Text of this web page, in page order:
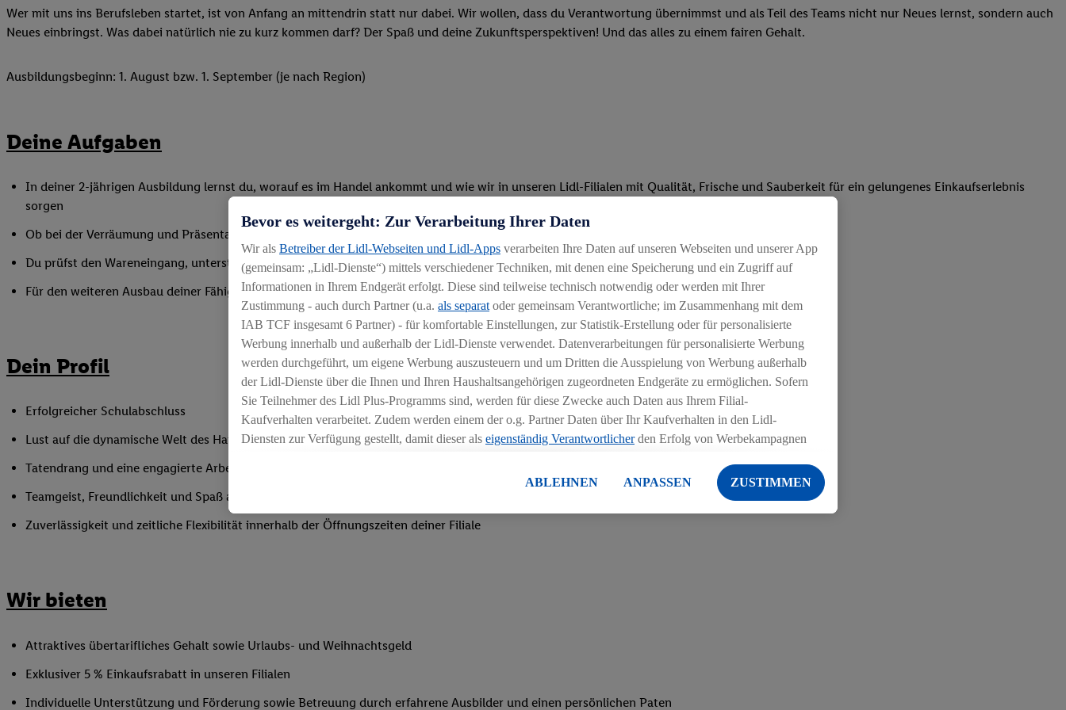
Wer mit uns ins Berufsleben startet, ist von Anfang an mittendrin statt nur dabei. Wir wollen, dass du Verantwortung übernimmst und als Teil des Teams nicht nur Neues lernst, sondern auch
Neues einbringst. Was dabei natürlich nie zu kurz kommen darf? Der Spaß und deine Zukunftsperspektiven! Und das alles zu einem fairen Gehalt.
Ausbildungsbeginn: 1. August bzw. 1. September (je nach Region)
Deine Aufgaben
In deiner 2-jährigen Ausbildung lernst du, worauf es im Handel ankommt und wie wir in unseren Lidl-Filialen mit Qualität, Frische und Sauberkeit für ein gelungenes Einkaufserlebnis
sorgen
Ob bei der Verräumung und Präsentation der Ware, beim Backen oder beim Kassieren: Du packst an und bist mit vollem Einsatz dabei
Du prüfst den Wareneingang, unterstützt bei Inventurarbeiten und stehst unseren Kunden mit Rat und Tat zur Verfügung
Für den weiteren Ausbau deiner Fähigkeiten nimmst du an Schulungen und spannenden Azubi-Projekten teil
Dein Profil
Erfolgreicher Schulabschluss
Lust auf die dynamische Welt des Handels
Tatendrang und eine engagierte Arbeitsweise
Teamgeist, Freundlichkeit und Spaß am Umgang mit Menschen
Zuverlässigkeit und zeitliche Flexibilität innerhalb der Öffnungszeiten deiner Filiale
Wir bieten
Attraktives übertarifliches Gehalt sowie Urlaubs- und Weihnachtsgeld
Exklusiver 5 % Einkaufsrabatt in unseren Filialen
Individuelle Unterstützung und Förderung sowie Betreuung durch erfahrene Ausbilder und einen persönlichen Paten
Bevor es weitergeht: Zur Verarbeitung Ihrer Daten
Wir als Betreiber der Lidl-Webseiten und Lidl-Apps verarbeiten Ihre Daten auf unseren Webseiten und unserer App
(gemeinsam: „Lidl-Dienste“) mittels verschiedener Techniken, mit denen eine Speicherung und ein Zugriff auf
Informationen in Ihrem Endgerät erfolgt. Diese sind teilweise technisch notwendig oder werden mit Ihrer
Zustimmung - auch durch Partner (u.a. als separat oder gemeinsam Verantwortliche; im Zusammenhang mit dem
IAB TCF insgesamt 6 Partner) - für komfortable Einstellungen, zur Statistik-Erstellung oder für personalisierte
Werbung innerhalb und außerhalb der Lidl-Dienste verwendet. Datenverarbeitungen für personalisierte Werbung
werden durchgeführt, um eigene Werbung auszusteuern und um Dritten die Ausspielung von Werbung außerhalb
der Lidl-Dienste über die Ihnen und Ihren Haushaltsangehörigen zugeordneten Endgeräte zu ermöglichen. Sofern
Sie Teilnehmer des Lidl Plus-Programms sind, werden für diese Zwecke auch Daten aus Ihrem Filial-
Kaufverhalten verarbeitet. Zudem werden einem der o.g. Partner Daten über Ihr Kaufverhalten in den Lidl-
Diensten zur Verfügung gestellt, damit dieser als eigenständig Verantwortlicherden Erfolg von Werbekampagnen
Die Erstellung personalisierter Werbung basiert auf der Generierung von auch mit Daten von anderen Diensten
angereicherten Profilen. Dies umfasst die Zusammenführung von Daten (z.B. über Ihre Nutzung der Lidl-Dienste,
Ihr Kaufverhalten in den Lidl-Diensten, Informationen aus Ihrem Kundenkonto - z.B. Alter oder Geschlecht -
sowie Ihre genauen Standortdaten) auch über verschiedene Endgeräte und Lidl-Dienste hinweg einschließlich dem
bestehendes Lidl Plus-Konto einloggen, kann darüber hinaus auch Ihre dort angegebene E-Mail-Adresse von uns
in gemeinsamer Verantwortlichkeit mit einem der oben genannten Partner verwendet werden, um daraus eine
beschriebene Utiq-Kennung verwenden können, um Sie in von Dritten betriebenen Diensten zu erkennen und
ABLEHNEN ANPASSEN ZUSTIMMEN